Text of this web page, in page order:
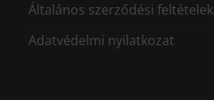
Általános szerződési feltételek
Adatvédelmi nyilatkozat